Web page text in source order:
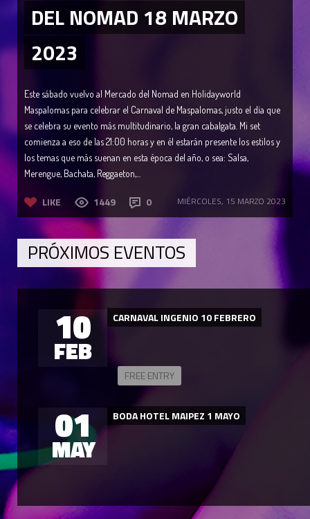
DEL NOMAD 18 MARZO
2023
Este sábado vuelvo al Mercado del Nomad en Holidayworld
Maspalomas para celebrar el Carnaval de Maspalomas, justo el día que
se celebra su evento más multitudinario, la gran cabalgata. Mi set
comienza a eso de las 21:00 horas y en él estarán presente los estilos y
los temas que más suenan en esta época del año, o sea: Salsa,
Merengue, Bachata, Reggaeton,...
LIKE 1449 0 MIÉRCOLES, 15 MARZO 2023
PRÓXIMOS EVENTOS
10
FEB
CARNAVAL INGENIO 10 FEBRERO
FREE ENTRY
01
MAY
BODA HOTEL MAIPEZ 1 MAYO